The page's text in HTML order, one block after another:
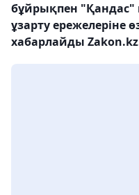
бұйрықпен "Қандас"
ұзарту ережелеріне
хабарлайды